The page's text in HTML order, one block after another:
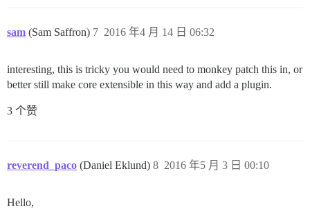
sam (Sam Saffron) 2016 年4 月 14 日 06:32
7
interesting, this is tricky you would need to monkey patch this in, or
better still make core extensible in this way and add a plugin.
3 个赞
reverend_paco (Daniel Eklund) 2016 年5 月 3 日 00:10
8
Hello,